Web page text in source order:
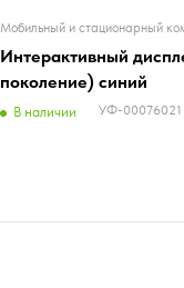
Мобильный и стационарный
Интерактивный
поколение) синий
В наличии УФ-00076021